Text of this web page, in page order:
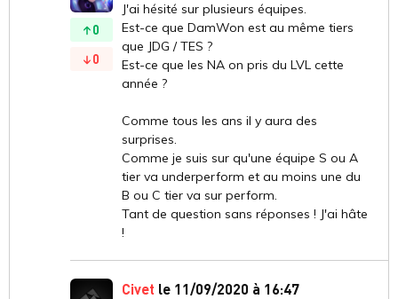
0
0
J'ai hésité sur plusieurs équipes.
Est-ce que DamWon est au même tiers
que JDG / TES ?
Est-ce que les NA on pris du LVL cette
année ?
Comme tous les ans il y aura des
surprises.
Comme je suis sur qu'une équipe S ou A
tier va underperform et au moins une du
B ou C tier va sur perform.
Tant de question sans réponses ! J'ai hâte
!
Civet le 11/09/2020 à 16:47